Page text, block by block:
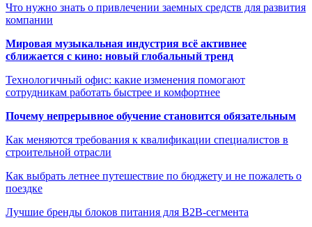
Что нужно знать о привлечении заемных средств для развития
компании
Мировая музыкальная индустрия всё активнее
сближается с кино: новый глобальный тренд
Технологичный офис: какие изменения помогают
сотрудникам работать быстрее и комфортнее
Почему непрерывное обучение становится обязательным
Как меняются требования к квалификации специалистов в
строительной отрасли
Как выбрать летнее путешествие по бюджету и не пожалеть о
поездке
Лучшие бренды блоков питания для B2B-сегмента